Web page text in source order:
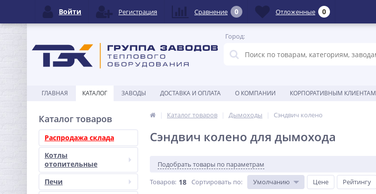
Город:
ГЛАВНАЯ КАТАЛОГ ЗАВОДЫ ДОСТАВКА И ОПЛАТА О КОМПАНИИ КОРПОРАТИВНЫМ КЛИЕНТАМ
Каталог товаров
Распродажа склада
Котлы
отопительные
Печи
Каталог товаров Дымоходы Сэндвич колено
Сэндвич колено для дымохода
Подобрать товары по параметрам
Товаров: 18 Сортировать по: Умолчанию Цене Рейтингу
Войти Регистрация Сравнение 0 Отложенные 0